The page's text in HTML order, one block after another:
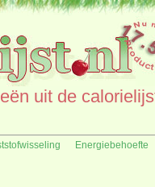
uit de
Energiebehoefte